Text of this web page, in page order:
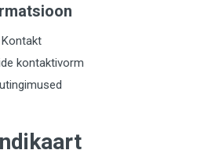
Kontakt
kontaktivorm